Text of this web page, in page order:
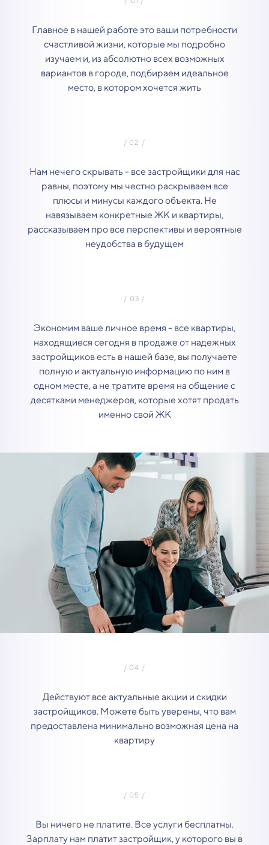
Главное в нашей работе это ваши потребности
счастливой жизни, которые мы подробно
изучаем и, из абсолютно всех возможных
вариантов в городе, подбираем идеальное
место, в котором хочется жить
Нам нечего скрывать - все застройщики для нас
равны, поэтому мы честно раскрываем все
плюсы и минусы каждого объекта. Не
навязываем конкретные ЖК и квартиры,
рассказываем про все перспективы и вероятные
неудобства в будущем
Экономим ваше личное время - все квартиры,
находящиеся сегодня в продаже от надежных
застройщиков есть в нашей базе, вы получаете
полную и актуальную информацию по ним в
одном месте, а не тратите время на общение с
десятками менеджеров, которые хотят продать
именно свой ЖК
Действуют все актуальные акции и скидки
застройщиков. Можете быть уверены, что вам
предоставлена минимально возможная цена на
квартиру
Вы ничего не платите. Все услуги бесплатны.
Зарплату нам платит застройщик, у которого вы в